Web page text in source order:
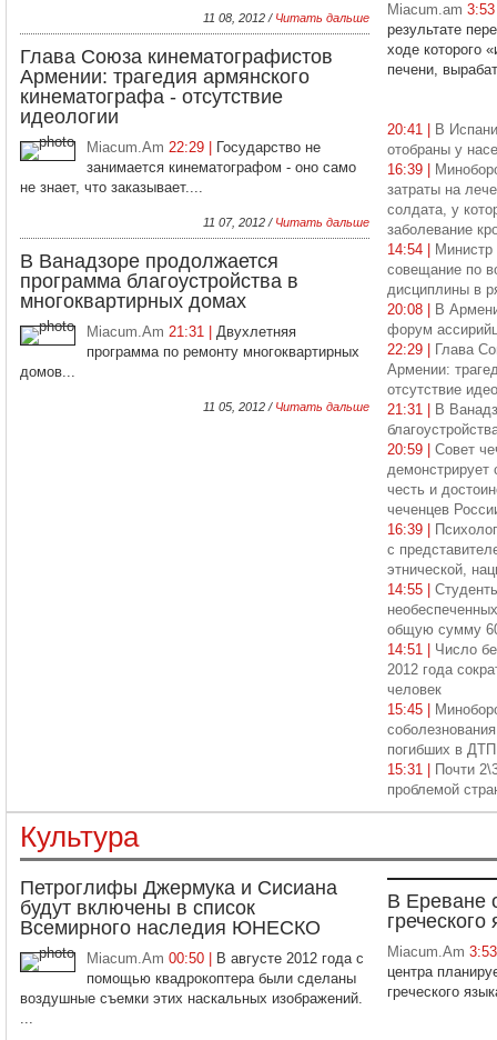
11 08, 2012 / Читать дальше
Глава Союза кинематографистов
Армении: трагедия армянского
кинематографа - отсутствие
идеологии
Miacum.Am 22:29 |
Государство не
занимается кинематографом - оно само
не знает, что заказывает....
11 07, 2012 / Читать дальше
В Ванадзоре продолжается
программа благоустройства в
многоквартирных домах
Miacum.Am 21:31 | Двухлетняя
программа по ремонту многоквартирных
домов...
11 05, 2012 / Читать дальше
Miacum.am
результате
ходе которого
печени,
20:41 |
В
отобраны у
16:39 |
затраты на
солдата, у
заболевание
14:54 |
совещание по
дисциплины в
20:08 |
В
форум
22:29 |
Глава
Армении:
отсутствие
21:31 |
В
20:59 | Совет
демонстрирует
честь и
чеченцев
16:39 |
с
этнической,
14:55 |
общую сумму
14:51 | Число
2012 года
человек
15:45 |
погибших в
15:31 |
Почти
проблемой
Культура
Петроглифы Джермука и Сисиана
будут включены в список
Всемирного наследия ЮНЕСКО
Miacum.Am 00:50 |
В августе 2012 года с
помощью квадрокоптера были сделаны
воздушные съемки этих наскальных изображений.
...
В Ереване
Miacum.Am
центра
греческого